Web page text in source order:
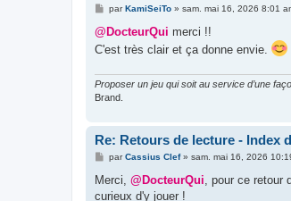
M
s
a
parKamiSeiTo» sam. mai 16, 2026 8:01
@DocteurQui merci !!
C'est très clair et ça donne envie.
Proposer un jeu qui soit au service d’une
Brand.
Re: Retours de lecture - Index
M
s
a
parCassius Clef» sam. mai 16, 2026
Merci, @DocteurQui, pour ce retour
curieux d'y jouer !